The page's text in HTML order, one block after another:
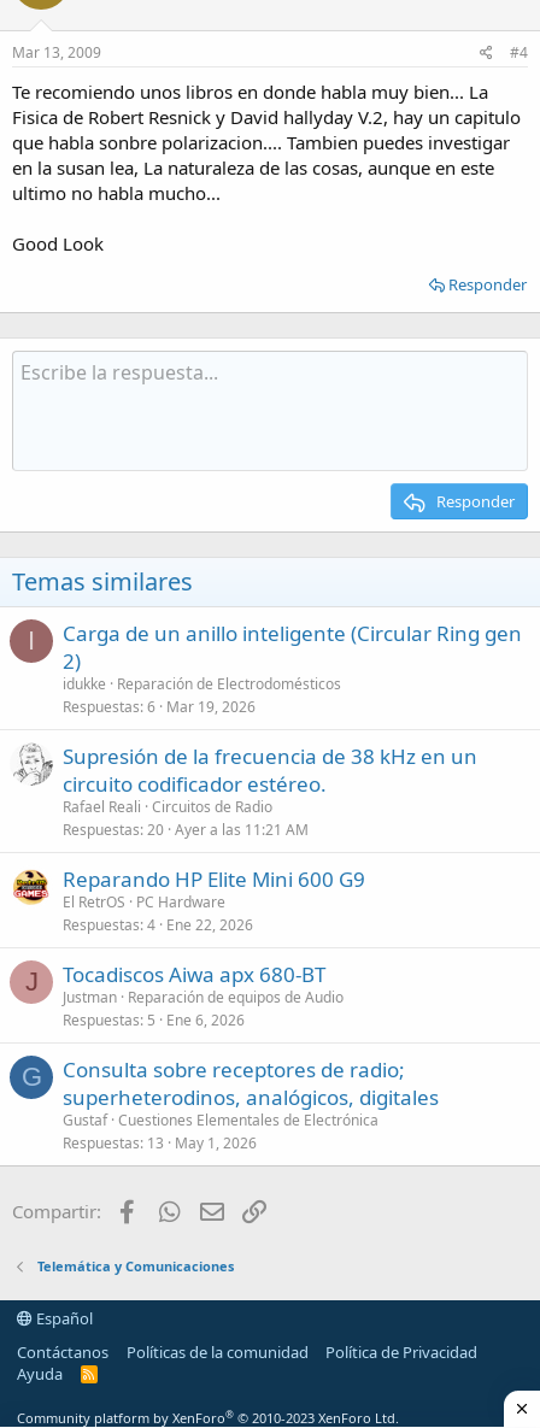
Mar 13, 2009 #4
Te recomiendo unos libros en donde habla muy bien... La
Fisica de Robert Resnick y David hallyday V.2, hay un capitulo
que habla sonbre polarizacion.... Tambien puedes investigar
en la susan lea, La naturaleza de las cosas, aunque en este
ultimo no habla mucho...
Good Look
Responder
Responder
Temas similares
I
Carga de un anillo inteligente (Circular Ring gen
2)
idukke
Reparación de Electrodomésticos
Respuestas 6 Mar 19, 2026
Supresión de la frecuencia de 38 kHz en un
circuito codificador estéreo.
Rafael Reali Circuitos de Radio
Respuestas 20 Ayer a las 11:21 AM
Reparando HP Elite Mini 600 G9
El RetrOS
PC Hardware
Respuestas 4 Ene 22, 2026
J Tocadiscos Aiwa apx 680-BT
Justman Reparación de equipos de Audio
Respuestas 5 Ene 6, 2026
G
Consulta sobre receptores de radio;
superheterodinos, analógicos, digitales
Gustaf Cuestiones Elementales de Electrónica
Respuestas 13 May 1, 2026
Compartir: FacebookWhatsApp
Email
Telemática y Comunicaciones
Español
Contáctanos
Políticas de la comunidad
Política de Privacidad
Ayuda
R
Community platform by XenForo® © 2010-2023 XenForo Ltd.